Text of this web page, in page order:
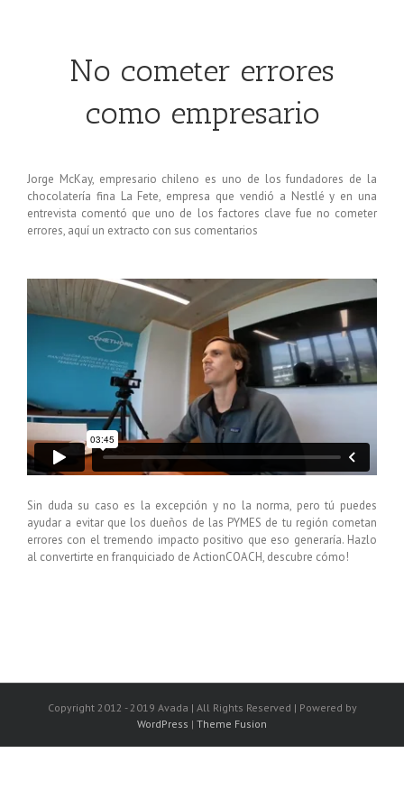
No cometer errores
como empresario
Jorge McKay, empresario chileno es uno de los fundadores de la
chocolatería fina La Fete, empresa que vendió a Nestlé y en una
entrevista comentó que uno de los factores clave fue no cometer
errores, aquí un extracto con sus comentarios
Sin duda su caso es la excepción y no la norma, pero tú puedes
ayudar a evitar que los dueños de las PYMES de tu región cometan
errores con el tremendo impacto positivo que eso generaría. Hazlo
al convertirte en franquiciado de ActionCOACH, descubre cómo!
Copyright 2012 - 2019 Avada | All Rights Reserved | Powered by
WordPress | Theme Fusion